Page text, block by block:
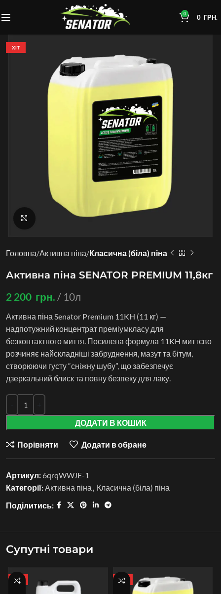
0 0 ГРН.
ХІТ
Click to enlarge
Головна Активна піна Класична (біла) піна
Активна піна SENATOR PREMIUM 11,8кг
2 200 грн. 10л
Активна піна Senator Premium 11KH (11 кг) —
надпотужний концентрат преміумкласу для
безконтактного миття. Посилена формула 11KH миттєво
розчиняє найскладніші забруднення, мазут та бітум,
створюючи густу “сніжну шубу”, що забезпечує
дзеркальний блиск та повну безпеку для лаку.
ДОДАТИ В КОШИК
Порівняти Додати в обране
Артикул: 6qrqWWJE-1
Категорії:Активна піна , Класична (біла) піна
Поділитись:
Супутні товари
ХІТ ХІТ